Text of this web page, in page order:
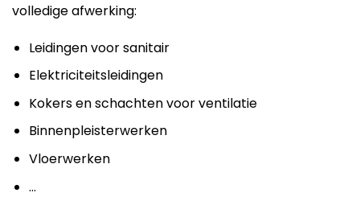
volledige afwerking:
Leidingen voor sanitair
Elektriciteitsleidingen
Kokers en schachten voor ventilatie
Binnenpleisterwerken
Vloerwerken
…